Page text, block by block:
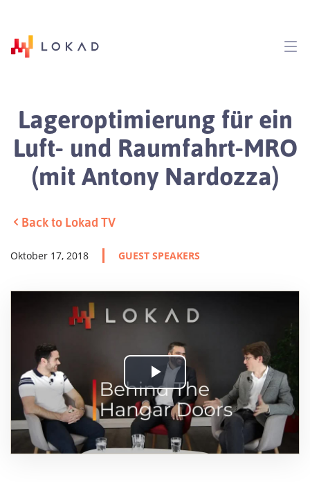
Lageroptimierung für ein
Luft- und Raumfahrt-MRO
(mit Antony Nardozza)
Back to Lokad TV
Oktober 17, 2018 GUEST SPEAKERS
Play
Video